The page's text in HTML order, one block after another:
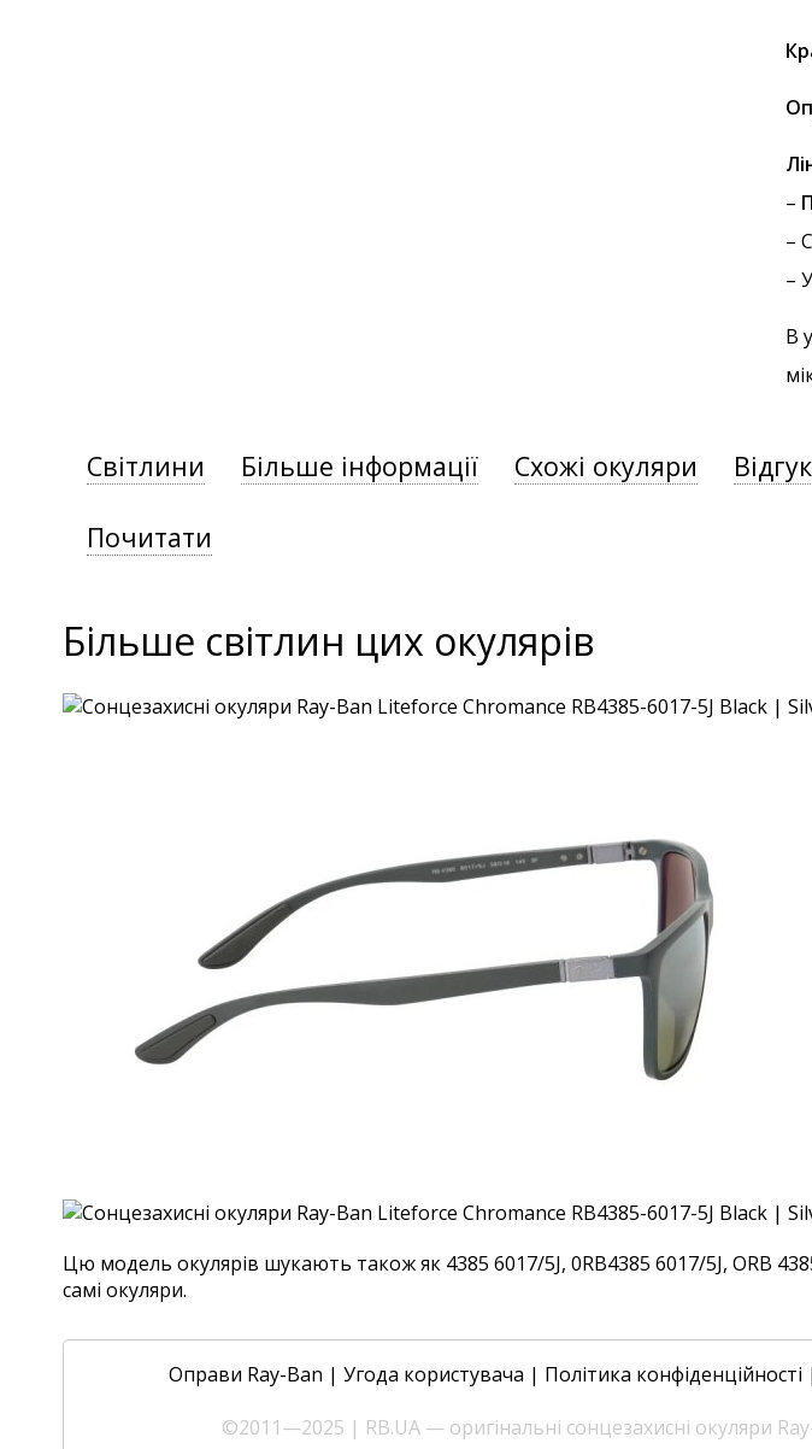
–
–
–
В
Світлини Більше інформації Схожі окуляри
Почитати
Більше світлин цих окулярів
Цю модель окулярів шукають також як 4385 6017/5J, 0RB4385 6017/5J, ORB
самі окуляри.
Оправи Ray-Ban | Угода користувача | Політика конфіденційності
©2011—2025 | RB.UA — оригінальні сонцезахисні окуляри